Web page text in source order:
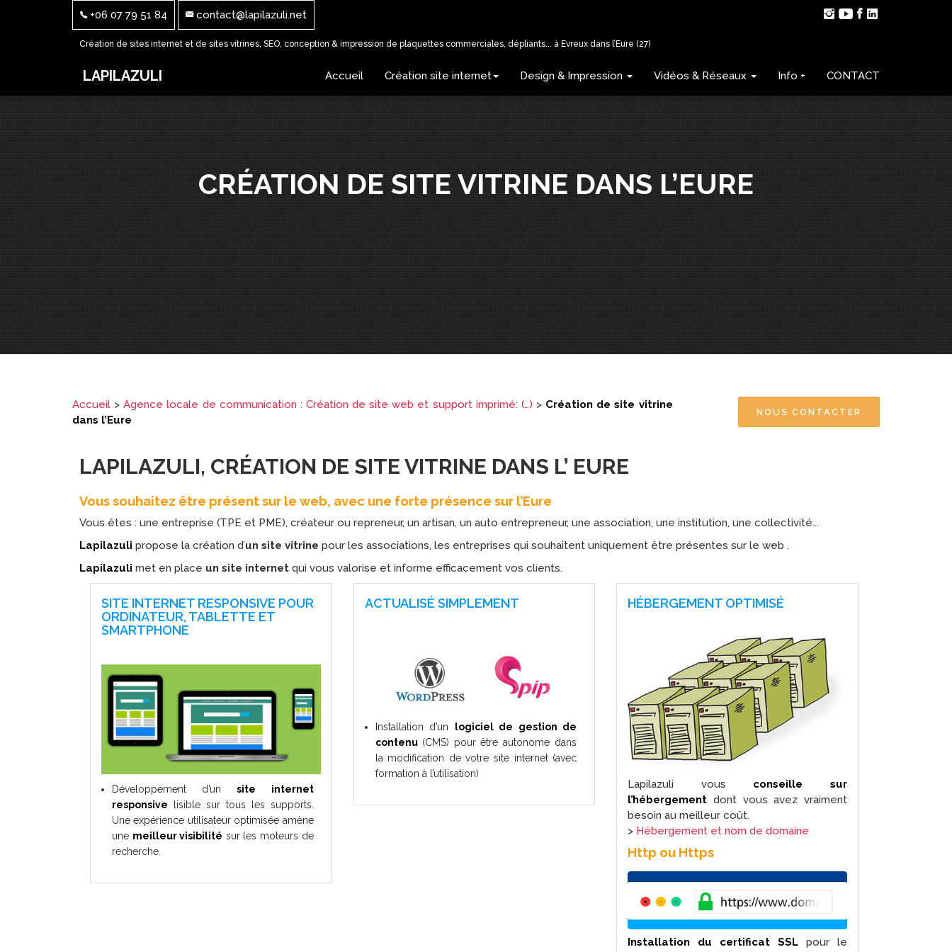
+06 07 79 51 84 contact@lapilazuli.net
Création de sites internet et de sites vitrines, SEO, conception & impression de plaquettes commerciales, dépliants... à Evreux dans l’Eure (27)
LAPILAZULI Accueil Création site internet Design & Impression Vidéos & Réseaux Info + CONTACT
CRÉATION DE SITE VITRINE DANS L’EURE
Accueil >Agence locale de communication : Création de site web et support imprimé: (…) > Création de site vitrine
dans l’Eure
NOUS CONTACTER
LAPILAZULI, CRÉATION DE SITE VITRINE DANS L’ EURE
Vous souhaitez être présent sur le web, avec une forte présence sur l’Eure
Vous êtes : une entreprise (TPE et PME), créateur ou repreneur, un artisan, un auto entrepreneur, une association, une institution, une collectivité...
Lapilazuli propose la création d’un site vitrine pour les associations, les entreprises qui souhaitent uniquement être présentes sur le web .
Lapilazuli met en place un site internet qui vous valorise et informe efficacement vos clients.
SITE INTERNET RESPONSIVE POUR
ORDINATEUR, TABLETTE ET
SMARTPHONE
Développement d’unsite internet
responsive lisible sur tous les supports.
Une expérience utilisateur optimisée amène
une meilleur visibilité sur les moteurs de
recherche.
ACTUALISÉ SIMPLEMENT
Installation d’un logiciel de gestion de
contenu (CMS) pour être autonome dans
la modification de votre site internet (avec
formation à l’utilisation)
HÉBERGEMENT OPTIMISÉ
Lapilazuli vous conseille sur
l’hébergement dont vous avez vraiment
besoin au meilleur coût.
> Hébergement et nom de domaine
Http ou Https
Installation du certificat SSLpour le